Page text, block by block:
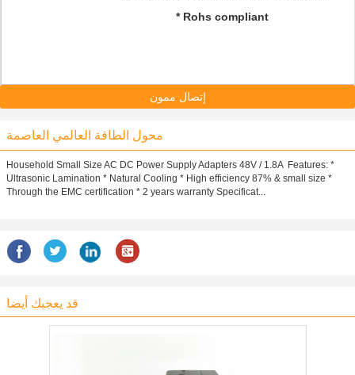
* Rohs compliant
إتصال ممون
محول الطاقة العالمي العاصمة
Household Small Size AC DC Power Supply Adapters 48V / 1.8A ​ Features: *
Ultrasonic Lamination * Natural Cooling * High efficiency 87% & small size *
Through the EMC certification * 2 years warranty Specificat...
قد يعجبك أيضا